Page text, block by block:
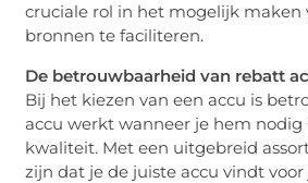
cruciale rol in het mogelijk maken
bronnen te faciliteren.
De betrouwbaarheid van rebatt
Bij het kiezen van een accu is
accu werkt wanneer je hem nodig
kwaliteit. Met een uitgebreid
zijn dat je de juiste accu vindt